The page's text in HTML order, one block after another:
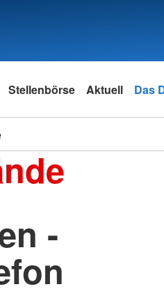
Stellenbörse Aktuell Das
-